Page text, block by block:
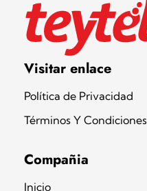
Teytel S.A.S
Teytel - Distribuidor autorizado de claro
Visitar enlace
Política de Privacidad
Términos Y Condiciones
Compañia
Inicio